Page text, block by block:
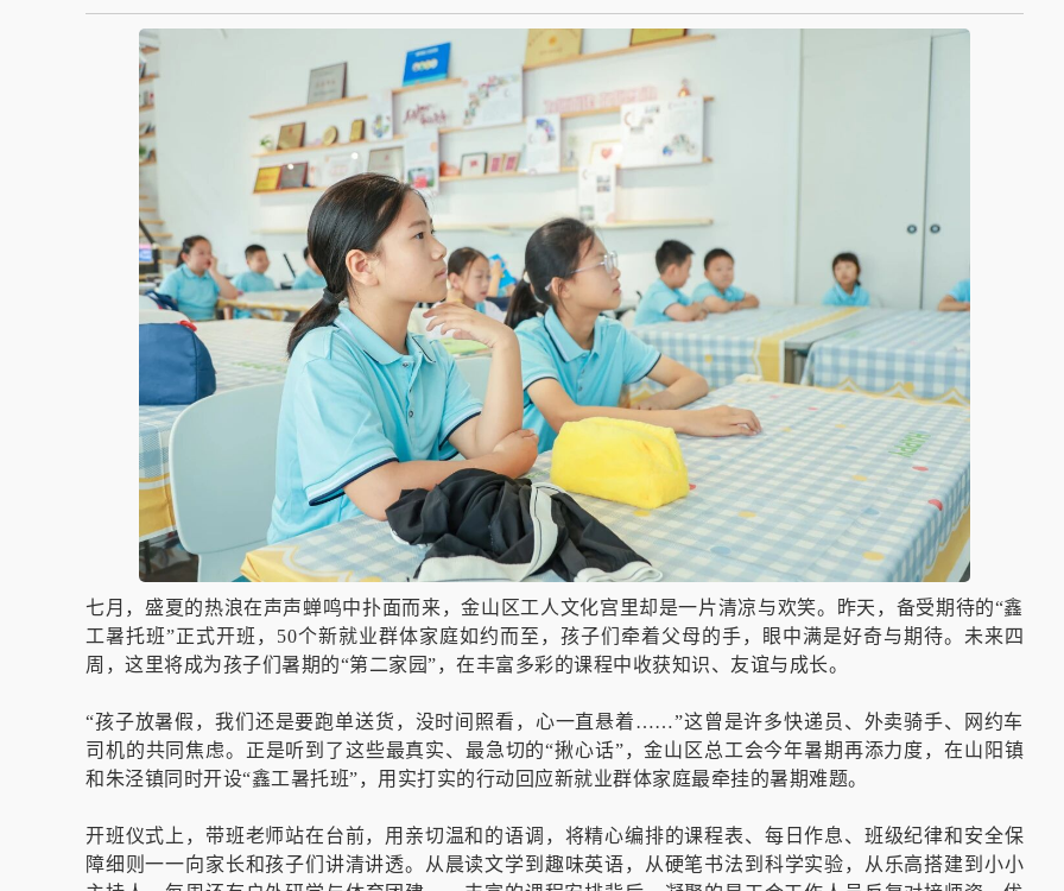
七月，盛夏的热浪在声声蝉鸣中扑面而来，金山区工人文化宫里却是一片清凉与欢笑。昨天，备受期待的“鑫
工暑托班”正式开班，50个新就业群体家庭如约而至，孩子们牵着父母的手，眼中满是好奇与期待。未来四
周，这里将成为孩子们暑期的“第二家园”，在丰富多彩的课程中收获知识、友谊与成长。
“孩子放暑假，我们还是要跑单送货，没时间照看，心一直悬着……”这曾是许多快递员、外卖骑手、网约车
司机的共同焦虑。正是听到了这些最真实、最急切的“揪心话”，金山区总工会今年暑期再添力度，在山阳镇
和朱泾镇同时开设“鑫工暑托班”，用实打实的行动回应新就业群体家庭最牵挂的暑期难题。
开班仪式上，带班老师站在台前，用亲切温和的语调，将精心编排的课程表、每日作息、班级纪律和安全保
障细则一一向家长和孩子们讲清讲透。从晨读文学到趣味英语，从硬笔书法到科学实验，从乐高搭建到小小